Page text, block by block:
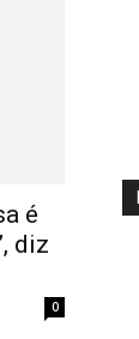
é
diz
0